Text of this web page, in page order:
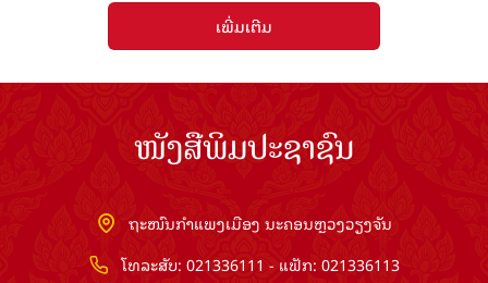
ເພີ່ມເຕີມ
ໜັງສືພິມປະຊາຊົນ
ຖະໜົນກຳແພງເມືອງ ນະຄອນຫຼວງວຽງຈັນ
ໂທລະສັບ: 021336111 - ແຟັກ: 021336113